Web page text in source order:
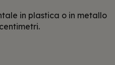
in plastica o in metallo